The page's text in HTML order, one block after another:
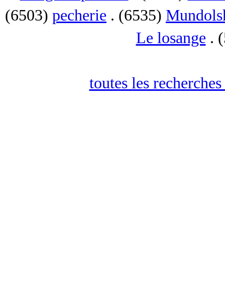
(6503) pecherie . (6535)
Le losange .
toutes les